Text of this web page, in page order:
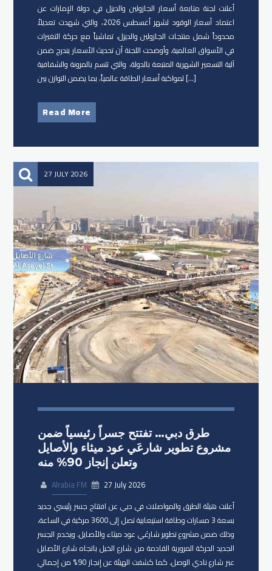
أعلنت لجنة متابعة أسعار الجازولين والديزل في دولة الإمارات عن
اعتماد أسعار الوقود لشهر أغسطس 2026، والتي شهدت تعديلاً
محدوداً شمل منتجات الجازولين والديزل، تماشياً مع حركة التغيرات
في الأسواق العالمية. وأوضحت اللجنة أن تحديث الأسعار يندرج ضمن
آلية التسعير الشهرية المتبعة بالدولة، والتي تتسم بالمرونة والشفافية
لمواكبة أسعار الطاقة عالمياً، بما يضمن التوازن بين […]
Read More
27 JULY 2026
طرق دبي… تفتتح جسراً رئيسياً ضمن
مشروع تطوير شارعَي عود ميثاء والأصايل
وتعلن إنجاز 90% منه
Alrabia FM
27 July 2026
أعلنت هيئة الطرق والمواصلات في دبي عن افتتاح جسر رئيسي جديد
بسعة 3 مسارات وطاقة استيعابية تصل إلى 3600 مركبة في الساعة،
وذلك ضمن مشروع تطوير شارعَي عود ميثاء والأصايل. ويخدم الجسر
الجديد الحركة المرورية القادمة من شارع الخيل باتجاه شارع الأصايل
عبر شارع نادي الوصل. كما كشفت الهيئة عن إنجاز 90% من إجمالي